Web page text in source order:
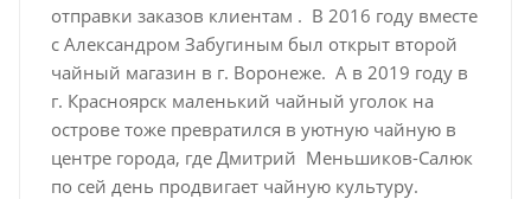
отправки заказов клиентам . В 2016 году вместе
с Александром Забугиным был открыт второй
чайный магазин в г. Воронеже. А в 2019 году в
г. Красноярск маленький чайный уголок на
острове тоже превратился в уютную чайную в
центре города, где Дмитрий Меньшиков-Салюк
по сей день продвигает чайную культуру.